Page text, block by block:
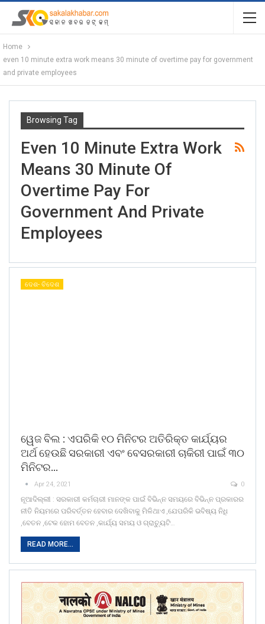
Home
even 10 minute extra work means 30 minute of overtime pay for government
and private employees
Browsing Tag
Even 10 Minute Extra Work
Means 30 Minute Of
Overtime Pay For
Government And Private
Employees
ଦେଶ- ବିଦେଶ
ୱେଜ ବିଲ : ଏପରିକି ୧୦ ମିନିଟର ଅତିରିକ୍ତ କାର୍ଯ୍ୟର
ଅର୍ଥ ହେଉଛି ସରକାରୀ ଏବଂ ବେସରକାରୀ ଚାକିରୀ ପାଇଁ ୩୦
ମିନିଟର…
Apr 24, 2021 0
ନୂଆଦିଲ୍ଲୀ : ସରକାରୀ କର୍ମଚାରୀ ମାନଙ୍କ ପାଇଁ ବିଭିନ୍ନ ସମୟରେ ବିଭିନ୍ନ ପ୍ରକାରର
ନୀତି ନିୟମରେ ପରିବର୍ତ୍ତନ ହେବାର ଦେଖିବାକୁ ମିଳିଥାଏ ,ଯେପରିକି ଭବିଷ୍ୟ ନିଧି
,ବେତନ ,ଟେକ ହୋମ ବେତନ ,କାର୍ଯ୍ୟ ସମୟ ଓ ଗ୍ରାଚ୍ୟୁଟି…
READ MORE...